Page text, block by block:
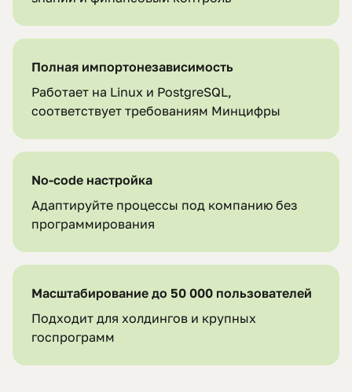
Полная импортонезависимость
Работает на Linux и PostgreSQL,
соответствует требованиям Минцифры
No-code настройка
Адаптируйте процессы под компанию без
программирования
Масштабирование до 50 000 пользователей
Подходит для холдингов и крупных
госпрограмм